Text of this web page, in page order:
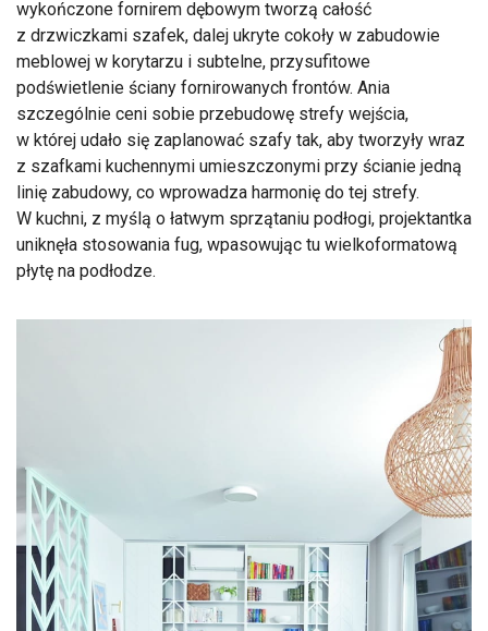
wykończone fornirem dębowym tworzą całość
z drzwiczkami szafek, dalej ukryte cokoły w zabudowie
meblowej w korytarzu i subtelne, przysufitowe
podświetlenie ściany fornirowanych frontów. Ania
szczególnie ceni sobie przebudowę strefy wejścia,
w której udało się zaplanować szafy tak, aby tworzyły wraz
z szafkami kuchennymi umieszczonymi przy ścianie jedną
linię zabudowy, co wprowadza harmonię do tej strefy.
W kuchni, z myślą o łatwym sprzątaniu podłogi, projektantka
uniknęła stosowania fug, wpasowując tu wielkoformatową
płytę na podłodze.